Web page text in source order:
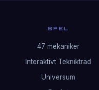
SPEL
47 mekaniker
Interaktivt Teknikträd
Universum